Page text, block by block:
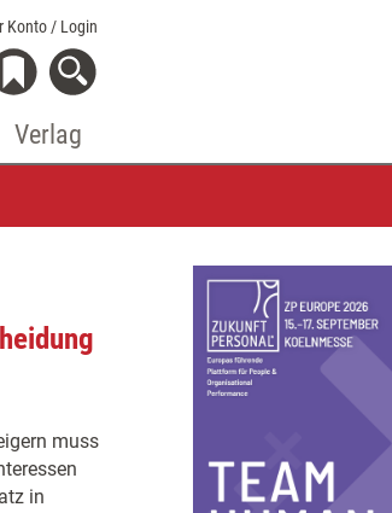
Konto / Login
Verlag
muss
in